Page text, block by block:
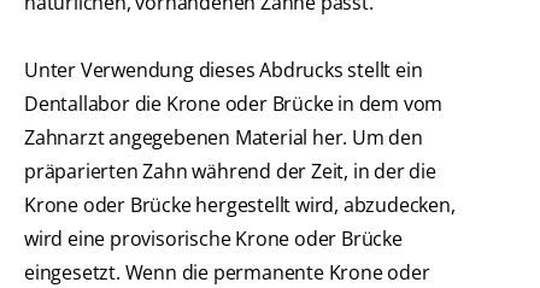
Unter Verwendung dieses Abdrucks stellt ein
Dentallabor die Krone oder Brücke in dem vom
Zahnarzt angegebenen Material her. Um den
präparierten Zahn während der Zeit, in der die
Krone oder Brücke hergestellt wird, abzudecken,
wird eine provisorische Krone oder Brücke
eingesetzt. Wenn die permanente Krone oder